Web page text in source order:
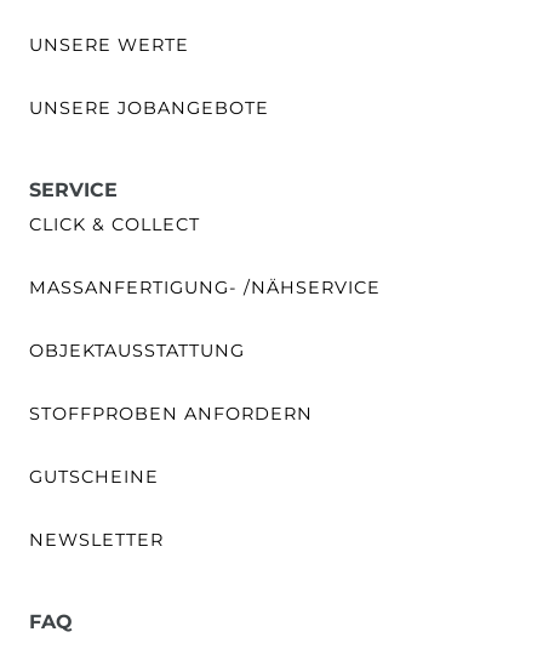
UNSERE WERTE
UNSERE JOBANGEBOTE
SERVICE
CLICK & COLLECT
MASSANFERTIGUNG- /NÄHSERVICE
OBJEKTAUSSTATTUNG
STOFFPROBEN ANFORDERN
GUTSCHEINE
NEWSLETTER
FAQ